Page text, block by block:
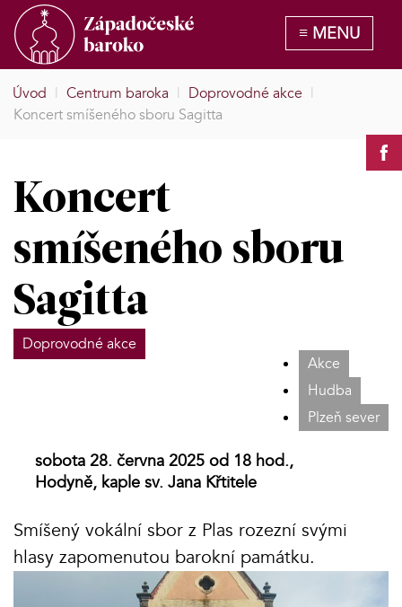
Úvod | Centrum baroka | Doprovodné akce |
Koncert smíšeného sboru Sagitta
Koncert
smíšeného sboru
Sagitta
Doprovodné akce
Akce
Hudba
Plzeň sever
sobota 28. června 2025 od 18 hod.,
Hodyně, kaple sv. Jana Křtitele
Smíšený vokální sbor z Plas rozezní svými
hlasy zapomenutou barokní památku.